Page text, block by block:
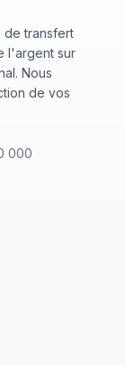
de transfert
l'argent sur
Nous
de vos
000